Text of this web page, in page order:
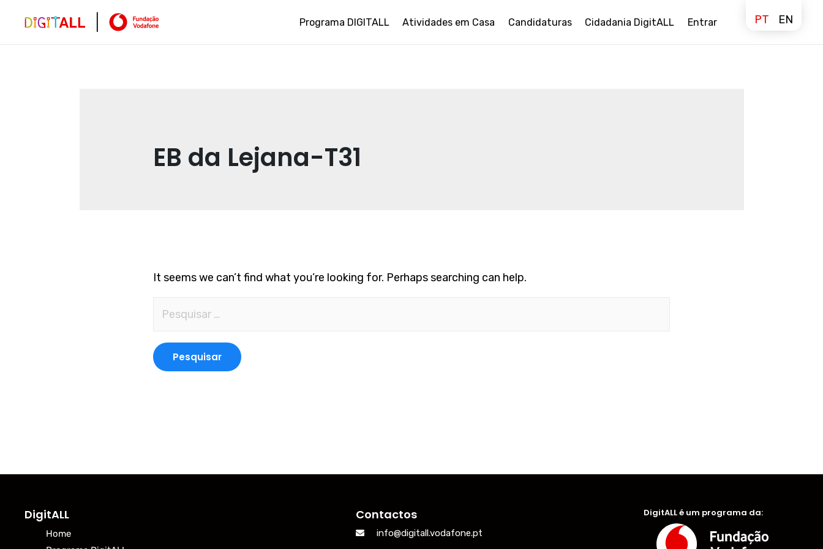
Programa DIGITALL Atividades em Casa Candidaturas Cidadania DigitALL Entrar PT EN
EB da Lejana-T31
It seems we can’t find what you’re looking for. Perhaps searching can help.
DigitALL
Home
Contactos
info@digitall.vodafone.pt
DigitALL é um programa da: